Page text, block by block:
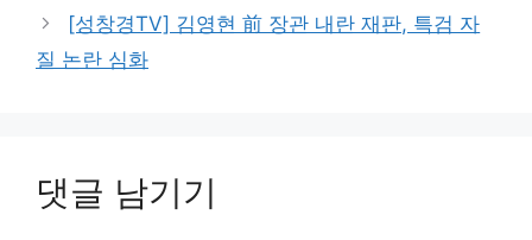
[성창경TV] 김영현 前 장관 내란 재판, 특검 자
질 논란 심화
댓글 남기기